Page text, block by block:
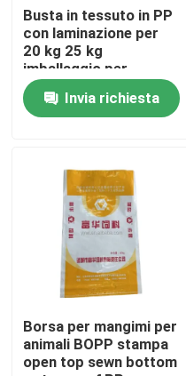
Casa
Prodotti
Giro della fabbrica
Controllo di qualità
Contattici
Busta in tessuto in PP
con laminazione per
20 kg 25 kg
imballaggio per
mangimi Flexo stampa
Invia richiesta
Borsa per mangimi per
animali BOPP stampa
open top sewn bottom